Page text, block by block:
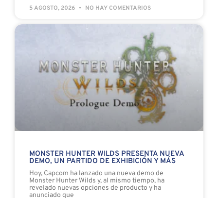
5 AGOSTO, 2026 NO HAY COMENTARIOS
MONSTER HUNTER WILDS PRESENTA NUEVA
DEMO, UN PARTIDO DE EXHIBICIÓN Y MÁS
Hoy, Capcom ha lanzado una nueva demo de
Monster Hunter Wilds y, al mismo tiempo, ha
revelado nuevas opciones de producto y ha
anunciado que